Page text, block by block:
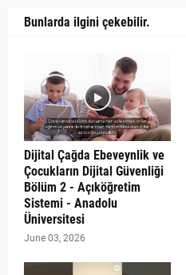
Bunlarda ilgini çekebilir.
Dijital Çağda Ebeveynlik ve
Çocukların Dijital Güvenliği
Bölüm 2 - Açıköğretim
Sistemi - Anadolu
Üniversitesi
June 03, 2026